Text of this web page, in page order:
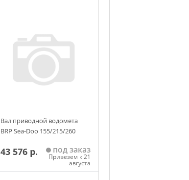
Вал приводной водомета
BRP Sea-Doo 155/215/260
43 576 р. под заказ
Привезем к 21
августа